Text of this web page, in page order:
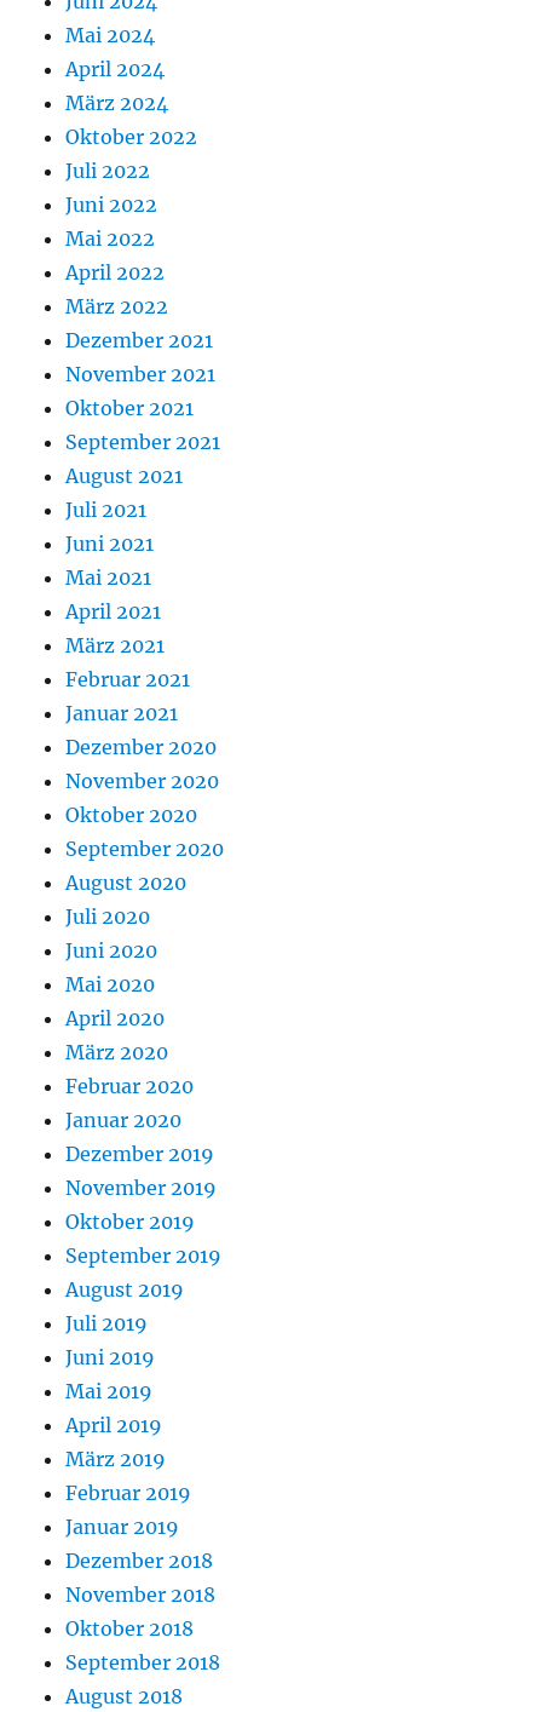
Mai 2024
April 2024
März 2024
Oktober 2022
Juli 2022
Juni 2022
Mai 2022
April 2022
März 2022
Dezember 2021
November 2021
Oktober 2021
September 2021
August 2021
Juli 2021
Juni 2021
Mai 2021
April 2021
März 2021
Februar 2021
Januar 2021
Dezember 2020
November 2020
Oktober 2020
September 2020
August 2020
Juli 2020
Juni 2020
Mai 2020
April 2020
März 2020
Februar 2020
Januar 2020
Dezember 2019
November 2019
Oktober 2019
September 2019
August 2019
Juli 2019
Juni 2019
Mai 2019
April 2019
März 2019
Februar 2019
Januar 2019
Dezember 2018
November 2018
Oktober 2018
September 2018
August 2018